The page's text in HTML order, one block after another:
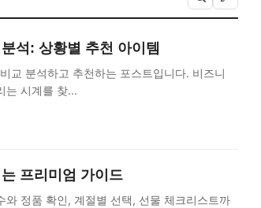
석: 상황별 추천 아이템
교 분석하고 추천하는 포스트입니다. 비즈니
는 시계를 찾...
프리미엄 가이드
와 정품 확인, 계절별 선택, 선물 체크리스트까